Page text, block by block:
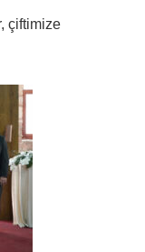
çiftimize